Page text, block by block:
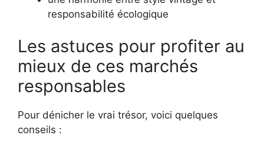
responsabilité écologique
Les astuces pour profiter au
mieux de ces marchés
responsables
Pour dénicher le vrai trésor, voici quelques
conseils :